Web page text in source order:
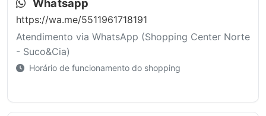
Whatsapp
https://wa.me/5511961718191
Atendimento via WhatsApp (Shopping Center Norte
- Suco&Cia)
Horário de funcionamento do shopping